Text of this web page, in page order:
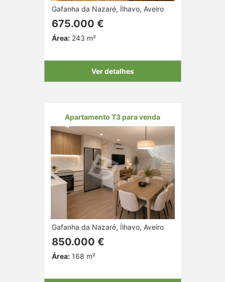
Gafanha da Nazaré, Ílhavo, Aveiro
675.000 €
Área:243 m²
Ver detalhes
Apartamento T3 para venda
Gafanha da Nazaré, Ílhavo, Aveiro
850.000 €
Área:168 m²